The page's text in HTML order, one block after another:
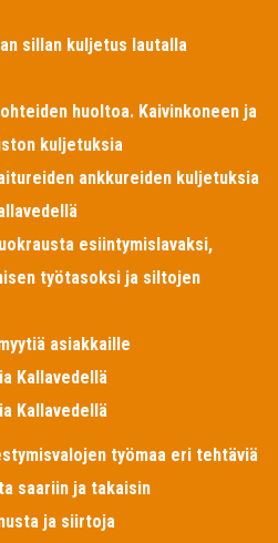
sillan kuljetus lautalla
huoltoa. Kaivinkoneen ja
kuljetuksia
ankkureiden kuljetuksia
esiintymislavaksi,
työtasoksi ja siltojen
asiakkaille
Kallavedellä
Kallavedellä
työmaa eri tehtäviä
saariin ja takaisin
ja siirtoja